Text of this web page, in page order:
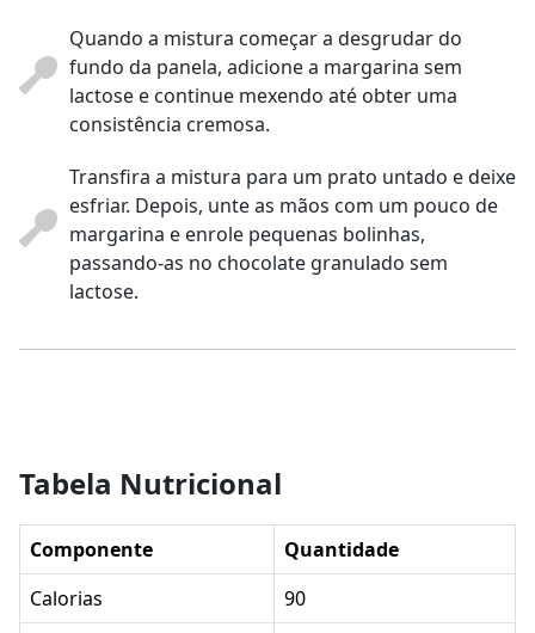
Quando a mistura começar a desgrudar do
fundo da panela, adicione a margarina sem
lactose e continue mexendo até obter uma
consistência cremosa.
Transfira a mistura para um prato untado e deixe
esfriar. Depois, unte as mãos com um pouco de
margarina e enrole pequenas bolinhas,
passando-as no chocolate granulado sem
lactose.
Tabela Nutricional
Componente
Quantidade
Calorias
90